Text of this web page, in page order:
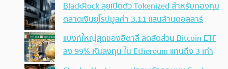
BlackRock ลุยเปิดตัว Tokenized สำหรับกองทุน
ตลาดเงินยุโรปมูลค่า 3.11 แสนล้านดอลลาร์
แบงก์ใหญ่สุดของอิตาลี ลดสัดส่วน Bitcoin ETF
ลง 99% หันลงทุน ใน Ethereum แทนถึง 3 เท่า